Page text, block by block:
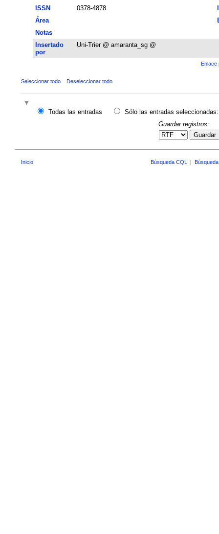
ISSN
0378-4878
Área
Notas
Insertado
por
Uni-Trier @ amaranta_sg @
Enlace
Seleccionar todo Deseleccionar todo
Todas las entradas
Sólo las entradas seleccionadas:
Guardar registros:
Guardar
Inicio Búsqueda CQL